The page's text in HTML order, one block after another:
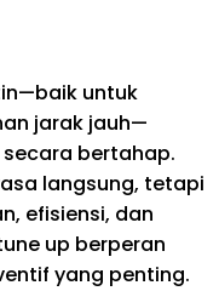
untuk
jarak jauh—
bertahap.
langsung, tetapi
efisiensi, dan
up berperan
yang penting.